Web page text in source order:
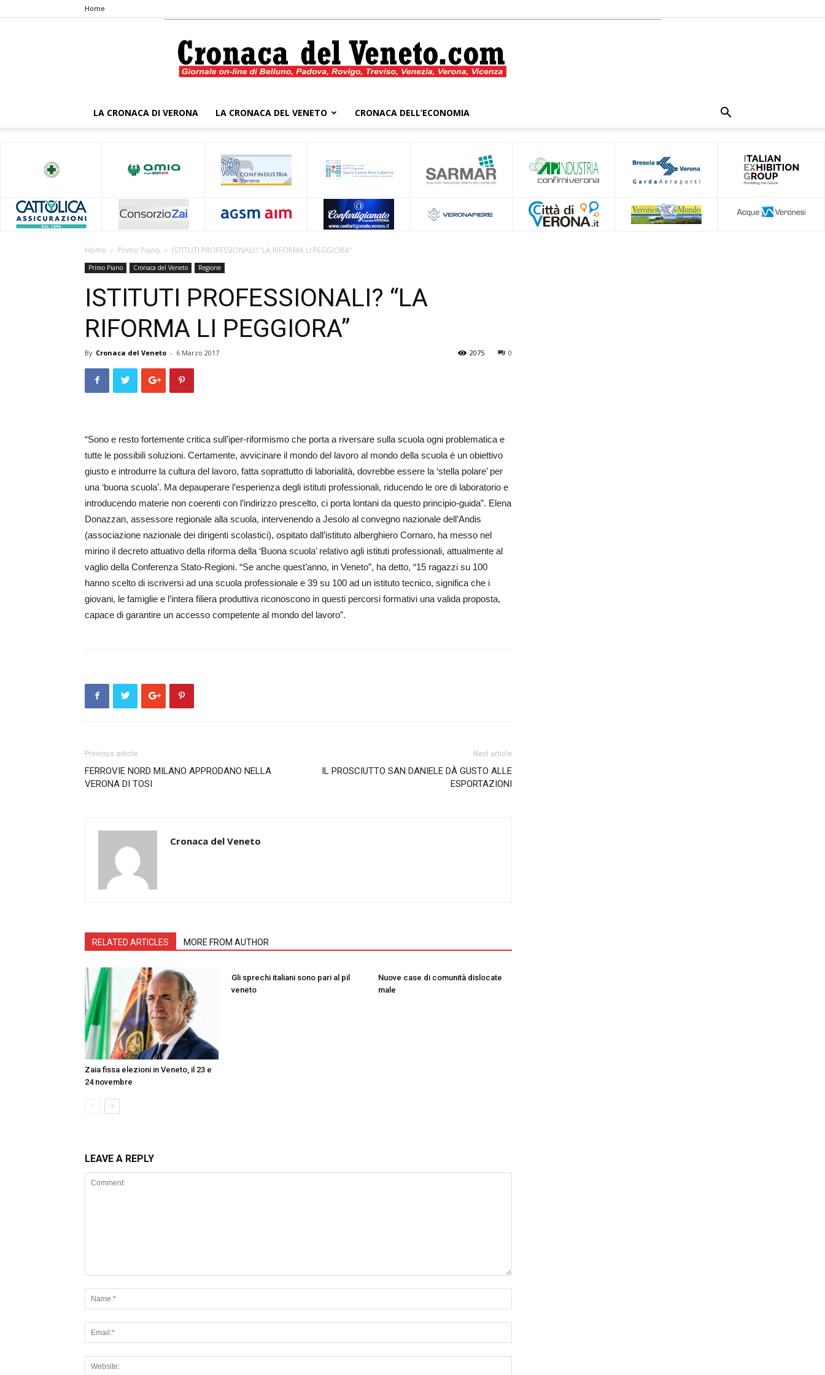
Home
Veneto
LA CRONACA DI VERONA LA CRONACA DEL VENETO CRONACA DELL’ECONOMIA
Home Primo Piano ISTITUTI PROFESSIONALI? “LA RIFORMA LI PEGGIORA”
Primo Piano Cronaca del Veneto Regione
ISTITUTI PROFESSIONALI? “LA
RIFORMA LI PEGGIORA”
By Cronaca del Veneto - 6 Marzo 2017 0
2075
“Sono e resto fortemente critica sull’iper-riformismo che porta a riversare sulla scuola ogni problematica e
tutte le possibili soluzioni. Certamente, avvicinare il mondo del lavoro al mondo della scuola è un obiettivo
giusto e introdurre la cultura del lavoro, fatta soprattutto di laborialità, dovrebbe essere la ‘stella polare’ per
una ‘buona scuola’. Ma depauperare l’esperienza degli istituti professionali, riducendo le ore di laboratorio e
introducendo materie non coerenti con l’indirizzo prescelto, ci porta lontani da questo principio-guida”. Elena
Donazzan, assessore regionale alla scuola, intervenendo a Jesolo al convegno nazionale dell’Andis
(associazione nazionale dei dirigenti scolastici), ospitato dall’istituto alberghiero Cornaro, ha messo nel
mirino il decreto attuativo della riforma della ‘Buona scuola’ relativo agli istituti professionali, attualmente al
vaglio della Conferenza Stato-Regioni. “Se anche quest’anno, in Veneto”, ha detto, “15 ragazzi su 100
hanno scelto di iscriversi ad una scuola professionale e 39 su 100 ad un istituto tecnico, significa che i
giovani, le famiglie e l’intera filiera produttiva riconoscono in questi percorsi formativi una valida proposta,
capace di garantire un accesso competente al mondo del lavoro”.
Previous article
FERROVIE NORD MILANO APPRODANO NELLA
VERONA DI TOSI
Next article
IL PROSCIUTTO SAN DANIELE DÀ GUSTO ALLE
ESPORTAZIONI
Cronaca del Veneto
RELATED ARTICLES MORE FROM AUTHOR
Zaia fissa elezioni in Veneto, il 23 e
24 novembre
Gli sprechi italiani sono pari al pil
veneto
Nuove case di comunità dislocate
male
LEAVE A REPLY